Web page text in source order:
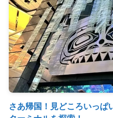
さあ帰国！見どころいっぱ